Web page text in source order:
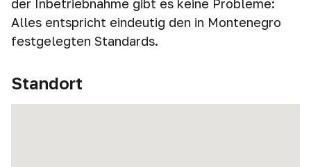
der Inbetriebnahme gibt es keine Probleme:
Alles entspricht eindeutig den in Montenegro
festgelegten Standards.
Standort